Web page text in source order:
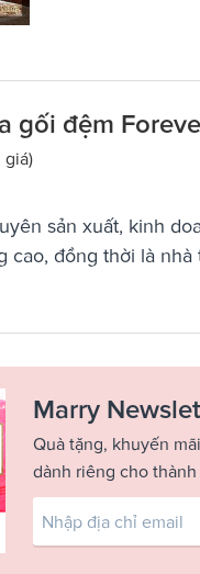
gối đệm
giá)
sản xuất, kinh
cao, đồng thời là
Marry
Quà tặng, khuyến
dành riêng cho